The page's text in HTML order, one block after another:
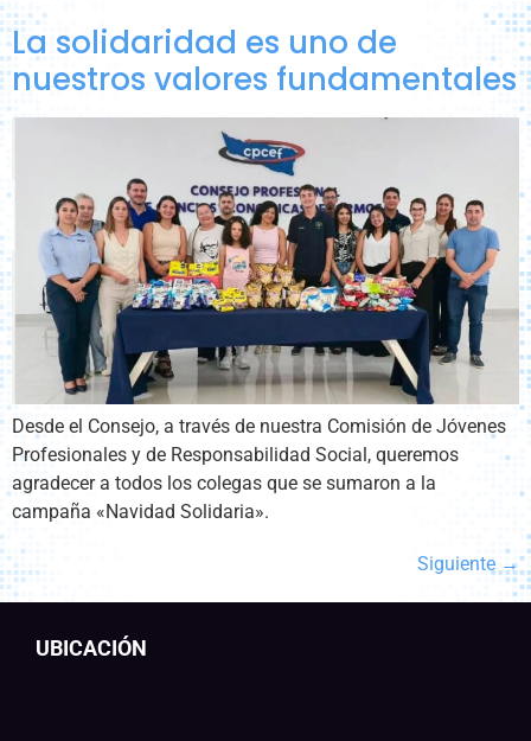
La solidaridad es uno de
nuestros valores fundamentales
Desde el Consejo, a través de nuestra Comisión de Jóvenes
Profesionales y de Responsabilidad Social, queremos
agradecer a todos los colegas que se sumaron a la
campaña «Navidad Solidaria».
Siguiente →
UBICACIÓN